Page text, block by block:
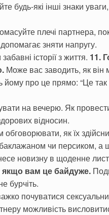
будь-які інші знаки
плечі партнера,
зняти напругу.
історії з життя. 11.
Може вас заводить, як він
йому про це прямо: “Це
на вечерю. Як
відносин.
обговорювати, як їх
чи персиком, а
новизну в щоденне
якщо вам це байдуже.
бурчіть.
почуватися
можливість